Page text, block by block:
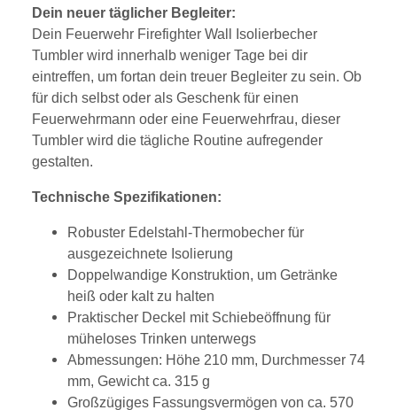
Dein neuer täglicher Begleiter:
Dein Feuerwehr Firefighter Wall Isolierbecher
Tumbler wird innerhalb weniger Tage bei dir
eintreffen, um fortan dein treuer Begleiter zu sein. Ob
für dich selbst oder als Geschenk für einen
Feuerwehrmann oder eine Feuerwehrfrau, dieser
Tumbler wird die tägliche Routine aufregender
gestalten.
Technische Spezifikationen:
Robuster Edelstahl-Thermobecher für
ausgezeichnete Isolierung
Doppelwandige Konstruktion, um Getränke
heiß oder kalt zu halten
Praktischer Deckel mit Schiebeöffnung für
müheloses Trinken unterwegs
Abmessungen: Höhe 210 mm, Durchmesser 74
mm, Gewicht ca. 315 g
Großzügiges Fassungsvermögen von ca. 570